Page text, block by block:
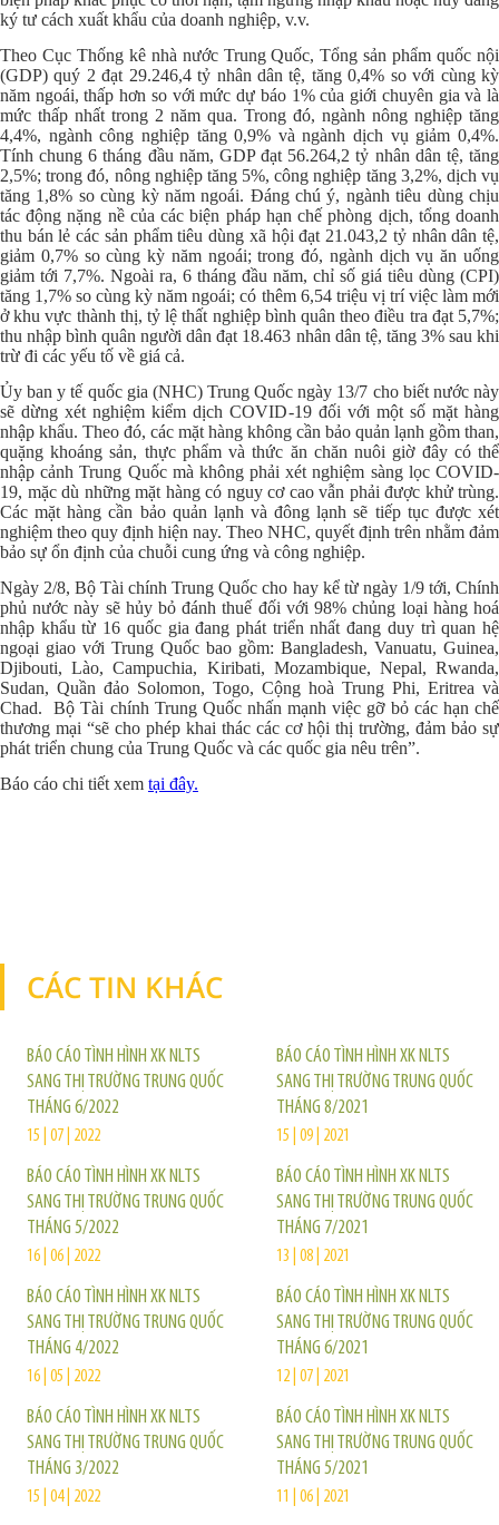
ký tư cách xuất khẩu của doanh nghiệp, v.v.
Theo Cục Thống kê nhà nước Trung Quốc, Tổng sản phẩm quốc nội
(GDP) quý 2 đạt 29.246,4 tỷ nhân dân tệ, tăng 0,4% so với cùng kỳ
năm ngoái, thấp hơn so với mức dự báo 1% của giới chuyên gia và là
mức thấp nhất trong 2 năm qua. Trong đó, ngành nông nghiệp tăng
4,4%, ngành công nghiệp tăng 0,9% và ngành dịch vụ giảm 0,4%.
Tính chung 6 tháng đầu năm, GDP đạt 56.264,2 tỷ nhân dân tệ, tăng
2,5%; trong đó, nông nghiệp tăng 5%, công nghiệp tăng 3,2%, dịch vụ
tăng 1,8% so cùng kỳ năm ngoái. Đáng chú ý, ngành tiêu dùng chịu
tác động nặng nề của các biện pháp hạn chế phòng dịch, tổng doanh
thu bán lẻ các sản phẩm tiêu dùng xã hội đạt 21.043,2 tỷ nhân dân tệ,
giảm 0,7% so cùng kỳ năm ngoái; trong đó, ngành dịch vụ ăn uống
giảm tới 7,7%. Ngoài ra, 6 tháng đầu năm, chỉ số giá tiêu dùng (CPI)
tăng 1,7% so cùng kỳ năm ngoái; có thêm 6,54 triệu vị trí việc làm mới
ở khu vực thành thị, tỷ lệ thất nghiệp bình quân theo điều tra đạt 5,7%;
thu nhập bình quân người dân đạt 18.463 nhân dân tệ, tăng 3% sau khi
trừ đi các yếu tố về giá cả.
Ủy ban y tế quốc gia (NHC) Trung Quốc ngày 13/7 cho biết nước này
sẽ dừng xét nghiệm kiểm dịch COVID-19 đối với một số mặt hàng
nhập khẩu. Theo đó, các mặt hàng không cần bảo quản lạnh gồm than,
quặng khoáng sản, thực phẩm và thức ăn chăn nuôi giờ đây có thể
nhập cảnh Trung Quốc mà không phải xét nghiệm sàng lọc COVID-
19, mặc dù những mặt hàng có nguy cơ cao vẫn phải được khử trùng.
Các mặt hàng cần bảo quản lạnh và đông lạnh sẽ tiếp tục được xét
nghiệm theo quy định hiện nay. Theo NHC, quyết định trên nhằm đảm
bảo sự ổn định của chuỗi cung ứng và công nghiệp.
Ngày 2/8, Bộ Tài chính Trung Quốc cho hay kể từ ngày 1/9 tới, Chính
phủ nước này sẽ hủy bỏ đánh thuế đối với 98% chủng loại hàng hoá
nhập khẩu từ 16 quốc gia đang phát triển nhất đang duy trì quan hệ
ngoại giao với Trung Quốc bao gồm: Bangladesh, Vanuatu, Guinea,
Djibouti, Lào, Campuchia, Kiribati, Mozambique, Nepal, Rwanda,
Sudan, Quần đảo Solomon, Togo, Cộng hoà Trung Phi, Eritrea và
Chad. Bộ Tài chính Trung Quốc nhấn mạnh việc gỡ bỏ các hạn chế
thương mại “sẽ cho phép khai thác các cơ hội thị trường, đảm bảo sự
phát triển chung của Trung Quốc và các quốc gia nêu trên”.
Báo cáo chi tiết xem tại đây.
CÁC TIN KHÁC
BÁO CÁO TÌNH HÌNH XK NLTS
SANG THỊ TRƯỜNG TRUNG QUỐC
THÁNG 6/2022
15 | 07 | 2022
BÁO CÁO TÌNH HÌNH XK NLTS
SANG THỊ TRƯỜNG TRUNG QUỐC
THÁNG 5/2022
16 | 06 | 2022
BÁO CÁO TÌNH HÌNH XK NLTS
SANG THỊ TRƯỜNG TRUNG QUỐC
THÁNG 4/2022
16 | 05 | 2022
BÁO CÁO TÌNH HÌNH XK NLTS
SANG THỊ TRƯỜNG TRUNG QUỐC
THÁNG 3/2022
15 | 04 | 2022
BÁO CÁO TÌNH HÌNH XK NLTS
SANG THỊ TRƯỜNG TRUNG QUỐC
THÁNG 8/2021
15 | 09 | 2021
BÁO CÁO TÌNH HÌNH XK NLTS
SANG THỊ TRƯỜNG TRUNG QUỐC
THÁNG 7/2021
13 | 08 | 2021
BÁO CÁO TÌNH HÌNH XK NLTS
SANG THỊ TRƯỜNG TRUNG QUỐC
THÁNG 6/2021
12 | 07 | 2021
BÁO CÁO TÌNH HÌNH XK NLTS
SANG THỊ TRƯỜNG TRUNG QUỐC
THÁNG 5/2021
11 | 06 | 2021